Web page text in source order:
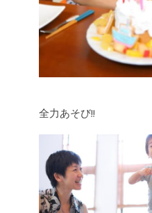
全力あそび!!